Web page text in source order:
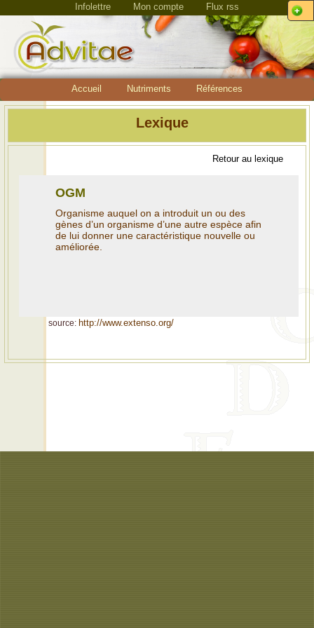
Infolettre Mon compte Flux rss
Accueil Nutriments Références
Lexique
Retour au lexique
OGM
Organisme auquel on a introduit un ou des
gènes d’un organisme d’une autre espèce afin
de lui donner une caractéristique nouvelle ou
améliorée.
source: http://www.extenso.org/